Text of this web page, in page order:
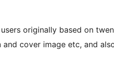
originally based on
cover image etc, and